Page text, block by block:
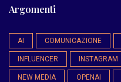
Argomenti
AI COMUNICAZIONE
INFLUENCER INSTAGRAM
NEW MEDIA OPENAI